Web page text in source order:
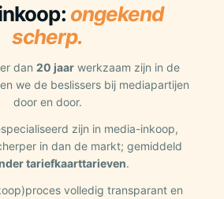
ongekend
scherp.
dan 20 jaarwerkzaam zijn in de
we de beslissers bij mediapartijen
door en door.
zijn in media-inkoop,
in dan de markt; gemiddeld
tariefkaarttarieven.
volledig transparant en